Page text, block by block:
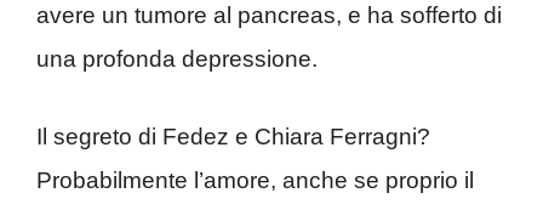
avere un tumore al pancreas, e ha sofferto di
una profonda depressione.
Il segreto di Fedez e Chiara Ferragni?
Probabilmente l’amore, anche se proprio il